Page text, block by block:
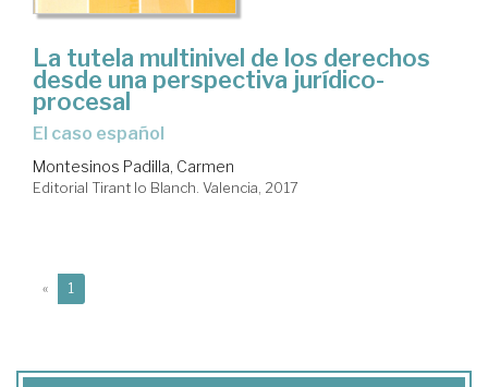
La tutela multinivel de los derechos
desde una perspectiva jurídico-
procesal
el caso español
Montesinos Padilla, Carmen
Editorial Tirant lo Blanch. Valencia, 2017
« 1